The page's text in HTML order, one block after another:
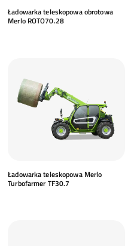
Ładowarka teleskopowa obrotowa
Merlo ROTO70.28
Ładowarka teleskopowa Merlo
Turbofarmer TF30.7